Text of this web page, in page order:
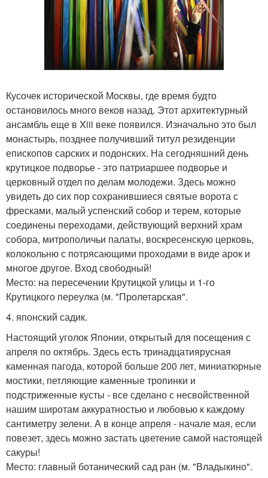
Кусочек исторической Москвы, где время будто
остановилось много веков назад. Этот архитектурный
ансамбль еще в Xiii веке появился. Изначально это был
монастырь, позднее получивший титул резиденции
епископов сарских и подонских. На сегодняшний день
крутицкое подворье - это патриаршее подворье и
церковный отдел по делам молодежи. Здесь можно
увидеть до сих пор сохранившиеся святые ворота с
фресками, малый успенский собор и терем, которые
соединены переходами, действующий верхний храм
собора, митрополичьи палаты, воскресенскую церковь,
колокольню с потрясающими проходами в виде арок и
многое другое. Вход свободный!
Место: на пересечении Крутицкой улицы и 1-го
Крутицкого переулка (м. "Пролетарская".
4. японский садик.
Настоящий уголок Японии, открытый для посещения с
апреля по октябрь. Здесь есть тринадцатиярусная
каменная пагода, которой больше 200 лет, миниатюрные
мостики, петляющие каменные тропинки и
подстриженные кусты - все сделано с несвойственной
нашим широтам аккуратностью и любовью к каждому
сантиметру зелени. А в конце апреля - начале мая, если
повезет, здесь можно застать цветение самой настоящей
сакуры!
Место: главный ботанический сад ран (м. "Владыкино".